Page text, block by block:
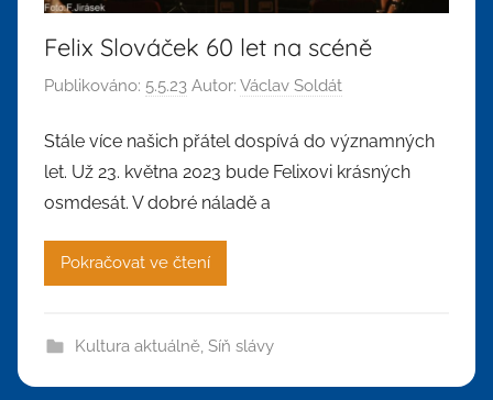
Felix Slováček 60 let na scéně
Publikováno: 5.5.23 Autor: Václav Soldát
Stále více našich přátel dospívá do významných
let. Už 23. května 2023 bude Felixovi krásných
osmdesát. V dobré náladě a
Pokračovat ve čtení
Kultura aktuálně, Síň slávy